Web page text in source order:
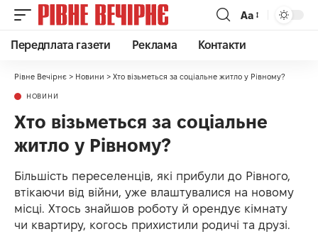
Аа
Передплата газети Реклама Контакти
Рівне Вечірнє > Новини > Хто візьметься за соціальне житло у Рівному?
НОВИНИ
Хто візьметься за соціальне
житло у Рівному?
Більшість переселенців, які прибули до Рівного,
втікаючи від війни, уже влаштувалися на новому
місці. Хтось знайшов роботу й орендує кімнату
чи квартиру, когось прихистили родичі та друзі.